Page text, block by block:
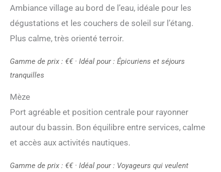
Ambiance village au bord de l’eau, idéale pour les
dégustations et les couchers de soleil sur l’étang.
Plus calme, très orienté terroir.
Gamme de prix : €€ · Idéal pour : Épicuriens et séjours
tranquilles
Mèze
Port agréable et position centrale pour rayonner
autour du bassin. Bon équilibre entre services, calme
et accès aux activités nautiques.
Gamme de prix : €€ · Idéal pour : Voyageurs qui veulent